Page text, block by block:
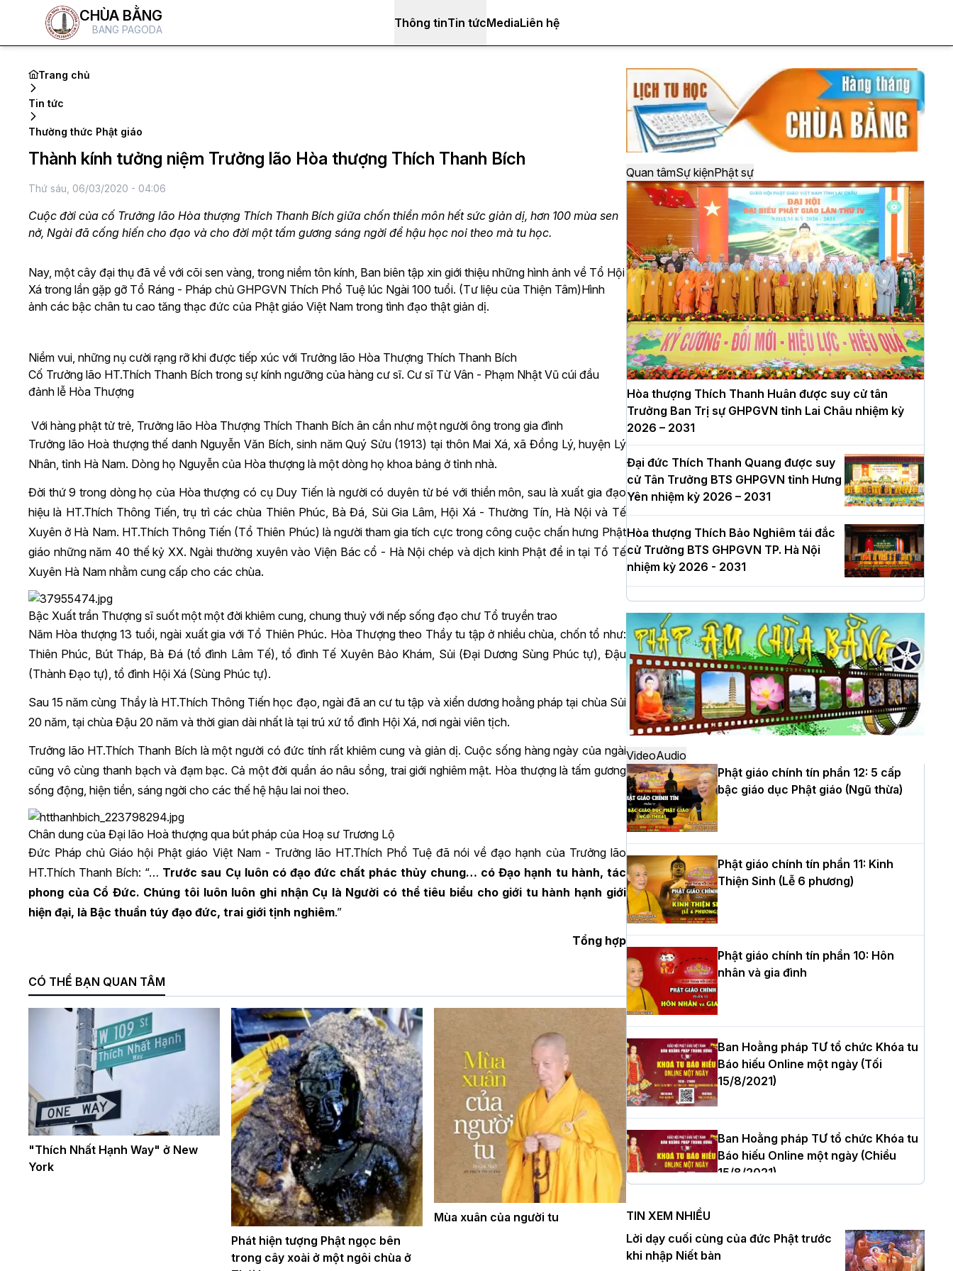
CHÙA BẰNG
BANG PAGODA Thông tinTin tứcMediaLiên hệ
Trang chủ
Tin tức
Thường thức Phật giáo
Thành kính tưởng niệm Trưởng lão Hòa thượng Thích Thanh Bích
Thứ sáu, 06/03/2020 - 04:06
Cuộc đời của cố Trưởng lão Hòa thượng Thích Thanh Bích giữa chốn thiền môn hết sức giản dị, hơn 100 mùa sen
nở, Ngài đã cống hiến cho đạo và cho đời một tấm gương sáng ngời để hậu học noi theo mà tu học.
Nay, một cây đại thụ đã về với cõi sen vàng, trong niềm tôn kính, Ban biên tập xin giới thiệu những hình ảnh về Tổ Hội
Xá trong lần gặp gỡ Tổ Ráng - Pháp chủ GHPGVN Thích Phổ Tuệ lúc Ngài 100 tuổi. (Tư liệu của Thiện Tâm)Hình
ảnh các bậc chân tu cao tăng thạc đức của Phật giáo Việt Nam trong tình đạo thật giản dị.
Niềm vui, những nụ cười rạng rỡ khi được tiếp xúc với Trưởng lão Hòa Thượng Thích Thanh Bích
Cố Trưởng lão HT.Thích Thanh Bích trong sự kính ngưỡng của hàng cư sĩ. Cư sĩ Từ Vân - Phạm Nhật Vũ cúi đầu
đảnh lễ Hòa Thượng
Với hàng phật tử trẻ, Trưởng lão Hòa Thượng Thích Thanh Bích ân cần như một người ông trong gia đình
Trưởng lão Hoà thượng thế danh Nguyễn Văn Bích, sinh năm Quý Sửu (1913) tại thôn Mai Xá, xã Đồng Lý, huyện Lý
Nhân, tỉnh Hà Nam. Dòng họ Nguyễn của Hòa thượng là một dòng họ khoa bảng ở tỉnh nhà.
Đời thứ 9 trong dòng họ của Hòa thượng có cụ Duy Tiến là người có duyên từ bé với thiền môn, sau là xuất gia đạo
hiệu là HT.Thích Thông Tiến, trụ trì các chùa Thiên Phúc, Bà Đá, Sủi Gia Lâm, Hội Xá - Thường Tín, Hà Nội và Tế
Xuyên ở Hà Nam. HT.Thích Thông Tiến (Tổ Thiên Phúc) là người tham gia tích cực trong công cuộc chấn hưng Phật
giáo những năm 40 thế kỷ XX. Ngài thường xuyên vào Viện Bác cổ - Hà Nội chép và dịch kinh Phật để in tại Tổ Tế
Xuyên Hà Nam nhằm cung cấp cho các chùa.
Bậc Xuất trần Thượng sĩ suốt một một đời khiêm cung, chung thuỷ với nếp sống đạo chư Tổ truyền trao
Năm Hòa thượng 13 tuổi, ngài xuất gia với Tổ Thiên Phúc. Hòa Thượng theo Thầy tu tập ở nhiều chùa, chốn tổ như:
Thiên Phúc, Bút Tháp, Bà Đá (tổ đình Lâm Tế), tổ đình Tế Xuyên Bảo Khám, Sủi (Đại Dương Sùng Phúc tự), Đậu
(Thành Đạo tự), tổ đình Hội Xá (Sùng Phúc tự).
Sau 15 năm cùng Thầy là HT.Thích Thông Tiến học đạo, ngài đã an cư tu tập và xiển dương hoằng pháp tại chùa Sủi
20 năm, tại chùa Đậu 20 năm và thời gian dài nhất là tại trú xứ tổ đình Hội Xá, nơi ngài viên tịch.
Trưởng lão HT.Thích Thanh Bích là một người có đức tính rất khiêm cung và giản dị. Cuộc sống hàng ngày của ngài
cũng vô cùng thanh bạch và đạm bạc. Cả một đời quần áo nâu sồng, trai giới nghiêm mật. Hòa thượng là tấm gương
sống động, hiện tiền, sáng ngời cho các thế hệ hậu lai noi theo.
Chân dung của Đại lão Hoà thượng qua bút pháp của Hoạ sư Trương Lộ
Đức Pháp chủ Giáo hội Phật giáo Việt Nam - Trưởng lão HT.Thích Phổ Tuệ đã nói về đạo hạnh của Trưởng lão
HT.Thích Thanh Bích: “… Trước sau Cụ luôn có đạo đức chất phác thủy chung… có Đạo hạnh tu hành, tác
phong của Cổ Đức. Chúng tôi luôn luôn ghi nhận Cụ là Người có thể tiêu biểu cho giới tu hành hạnh giới
hiện đại, là Bậc thuần túy đạo đức, trai giới tịnh nghiêm.”
Tổng hợp
CÓ THỂ BẠN QUAN TÂM
"Thích Nhất Hạnh Way" ở New
York
Phát hiện tượng Phật ngọc bên
trong cây xoài ở một ngôi chùa ở
Mùa xuân của người tu
Quan tâmSự kiệnPhật sự
Hòa thượng Thích Thanh Huân được suy cử tân
Trưởng Ban Trị sự GHPGVN tỉnh Lai Châu nhiệm kỳ
2026 – 2031
Đại đức Thích Thanh Quang được suy
cử Tân Trưởng BTS GHPGVN tỉnh Hưng
Yên nhiệm kỳ 2026 – 2031
Hòa thượng Thích Bảo Nghiêm tái đắc
cử Trưởng BTS GHPGVN TP. Hà Nội
nhiệm kỳ 2026 - 2031
Hà Nội: Long trọng lễ khởi công xây
dựng Trung tâm văn hóa Phật giáo Thủ
đô
Hà Nội: Ngày tu học cuối cùng khép lại
khóa sinh hoạt Phật pháp mùa hè lần
thứ XIV tại chùa Bằng
Học yêu thương trong ngày tu tập thứ
tư của Khóa sinh hoạt Phật pháp mùa
hè tại chùa Bằng
HT.Thích Thọ Lạc được suy cử làm tân
Trưởng BTS GHPGVN tỉnh Nghệ An
Hòa thượng Thích Quảng Tùng tái đắc
cử Trưởng BTS GHPGVN thành phố Hải
Phòng nhiệm kỳ 2026 – 2031
Thượng tọa Thích Tâm Chính được suy
cử tân Trưởng ban Trị sự GHPGVN tỉnh
Hà Nội: Tăng Ni Trường hạ Bồ Đề trang
nghiêm tác pháp Tiền an cư PL.2570 –
DL.2026
VideoAudio
Phật giáo chính tín phần 12: 5 cấp
bậc giáo dục Phật giáo (Ngũ thừa)
Phật giáo chính tín phần 11: Kinh
Thiện Sinh (Lễ 6 phương)
Phật giáo chính tín phần 10: Hôn
nhân và gia đình
Ban Hoằng pháp TƯ tổ chức Khóa tu
Báo hiếu Online một ngày (Tối
15/8/2021)
Ban Hoằng pháp TƯ tổ chức Khóa tu
Báo hiếu Online một ngày (Chiều
15/8/2021)
Ban Hoằng pháp TƯ tổ chức Khóa tu
Báo hiếu Online một ngày (Sáng
15/8/2021)
TIN XEM NHIỀU
Lời dạy cuối cùng của đức Phật trước
khi nhập Niết bàn